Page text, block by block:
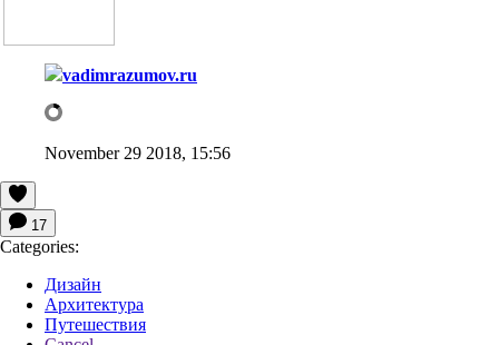
vadimrazumov.ru
November 29 2018, 15:56
17
Categories:
Дизайн
Архитектура
Путешествия